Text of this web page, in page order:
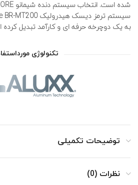
به یک دوچرخه حرفه ای و کارآمد تبدیل
تکنولوژی
توضیحات تکمیلی
نظرات (0)